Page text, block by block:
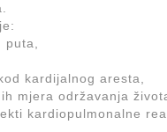
kardijalnog aresta,
mjera održavanja
kardiopulmonalne